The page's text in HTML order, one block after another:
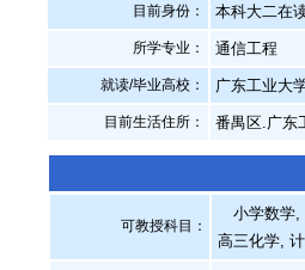
目前身份： 本科大二在
所学专业： 通信工程
就读/毕业高校： 广东工业大
目前生活住所： 番禺区.广东
可教授科目：
小学数学,
高三化学,